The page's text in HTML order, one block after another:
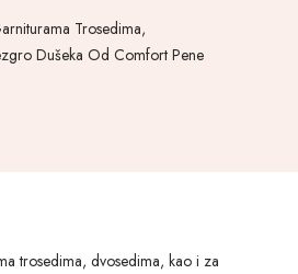
Trosedima,
Dušeka Od Comfort Pene
trosedima, dvosedima, kao i za